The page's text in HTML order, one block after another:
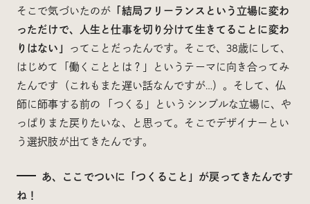
そこで気づいたのが 「結局フリーランスという立場に変わ
っただけで、人生と仕事を切り分けて生きてることに変わ
りはない」
ってことだったんです。そこで、38歳にして、
はじめて「働くこととは？」というテーマに向き合ってみ
たんです（これもまた遅い話なんですが…）。そして、仏
師に師事する前の 「つくる」というシンプルな立場に、や
っぱりまた戻りたいな、と思って。そこでデザイナーとい
う選択肢が出てきたんです。
あ、ここでついに「つくること」が戻ってきたんです
ね！